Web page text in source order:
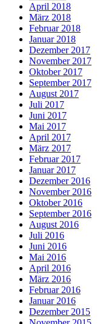
April 2018
März 2018
Februar 2018
Januar 2018
Dezember 2017
November 2017
Oktober 2017
September 2017
August 2017
Juli 2017
Juni 2017
Mai 2017
April 2017
März 2017
Februar 2017
Januar 2017
Dezember 2016
November 2016
Oktober 2016
September 2016
August 2016
Juli 2016
Juni 2016
Mai 2016
April 2016
März 2016
Februar 2016
Januar 2016
Dezember 2015